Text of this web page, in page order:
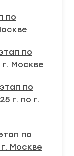
по
по
г. Москве
по
г. по г.
по
Москве